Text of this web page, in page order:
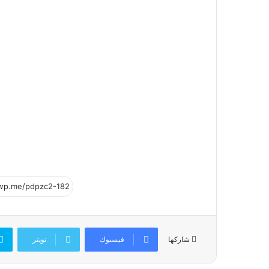
شاركها فيسبوك تويتر